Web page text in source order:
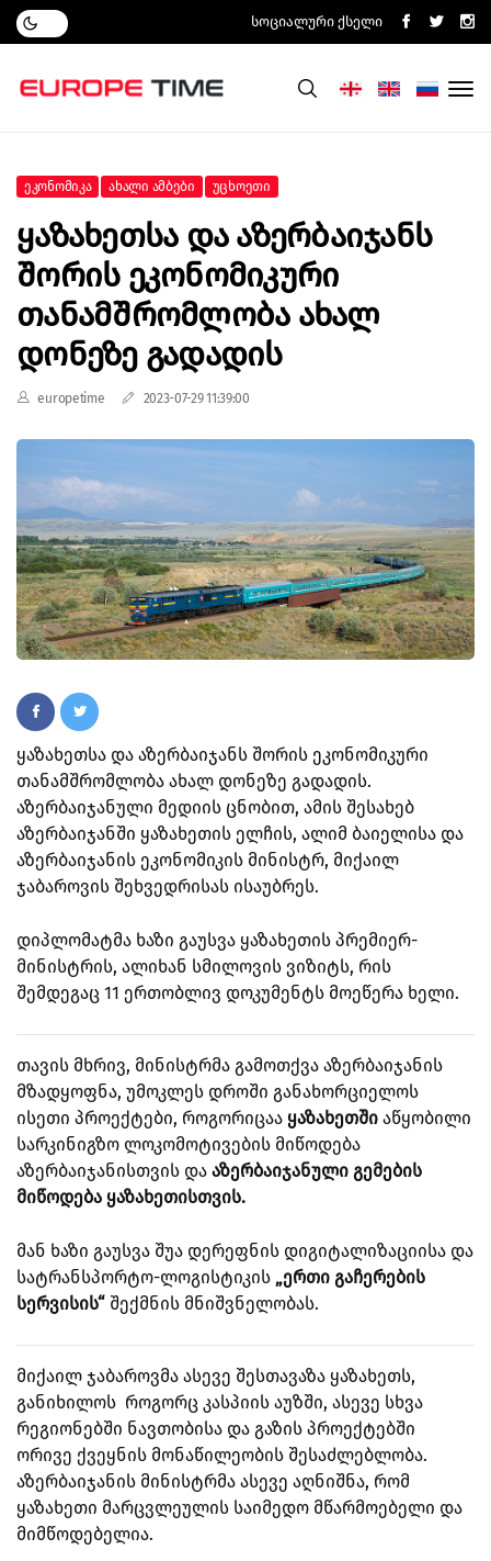
Სოციალური Ქსელი
Ეკონომიკა Ახალი Ამბები Უცხოეთი
Ყაზახეთსა Და Აზერბაიჯანს
Შორის Ეკონომიკური
Თანამშრომლობა Ახალ
Დონეზე Გადადის
europetime 2023-07-29 11:39:00
ყაზახეთსა და აზერბაიჯანს შორის ეკონომიკური
თანამშრომლობა ახალ დონეზე გადადის.
აზერბაიჯანული მედიის ცნობით, ამის შესახებ
აზერბაიჯანში ყაზახეთის ელჩის, ალიმ ბაიელისა და
აზერბაიჯანის ეკონომიკის მინისტრ, მიქაილ
ჯაბაროვის შეხვედრისას ისაუბრეს.
დიპლომატმა ხაზი გაუსვა ყაზახეთის პრემიერ-
მინისტრის, ალიხან სმილოვის ვიზიტს, რის
შემდეგაც 11 ერთობლივ დოკუმენტს მოეწერა ხელი.
თავის მხრივ, მინისტრმა გამოთქვა აზერბაიჯანის
მზადყოფნა, უმოკლეს დროში განახორციელოს
ისეთი პროექტები, როგორიცაა ყაზახეთში აწყობილი
სარკინიგზო ლოკომოტივების მიწოდება
აზერბაიჯანისთვის და აზერბაიჯანული გემების
მიწოდება ყაზახეთისთვის.
მან ხაზი გაუსვა შუა დერეფნის დიგიტალიზაციისა და
სატრანსპორტო-ლოგისტიკის „ერთი გაჩერების
სერვისის“ შექმნის მნიშვნელობას.
მიქაილ ჯაბაროვმა ასევე შესთავაზა ყაზახეთს,
განიხილოს როგორც კასპიის აუზში, ასევე სხვა
რეგიონებში ნავთობისა და გაზის პროექტებში
ორივე ქვეყნის მონაწილეობის შესაძლებლობა.
აზერბაიჯანის მინისტრმა ასევე აღნიშნა, რომ
ყაზახეთი მარცვლეულის საიმედო მწარმოებელი და
მიმწოდებელია.